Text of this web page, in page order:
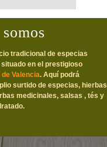
tradicional de especias
situado en el prestigioso
Valencia. Aquí podrá
surtido de especias, hierbas
medicinales, salsas , tés y